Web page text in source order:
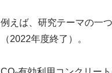
例えば、研究テーマの一
（2022年度終了）。